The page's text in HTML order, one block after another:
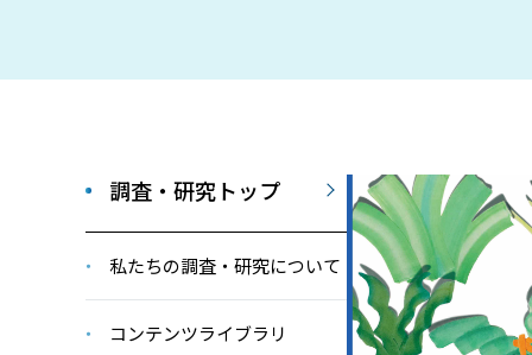
調査・研究トップ
私たちの調査・研究について
コンテンツライブラリ